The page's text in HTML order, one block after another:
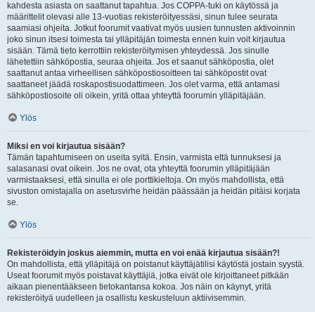
kahdesta asiasta on saattanut tapahtua. Jos COPPA-tuki on käytössä ja
määrittelit olevasi alle 13-vuotias rekisteröityessäsi, sinun tulee seurata
saamiasi ohjeita. Jotkut foorumit vaativat myös uusien tunnusten aktivoinnin
joko sinun itsesi toimesta tai ylläpitäjän toimesta ennen kuin voit kirjautua
sisään. Tämä tieto kerrottiin rekisteröitymisen yhteydessä. Jos sinulle
lähetettiin sähköpostia, seuraa ohjeita. Jos et saanut sähköpostia, olet
saattanut antaa virheellisen sähköpostiosoitteen tai sähköpostit ovat
saattaneet jäädä roskapostisuodattimeen. Jos olet varma, että antamasi
sähköpostiosoite oli oikein, yritä ottaa yhteyttä foorumin ylläpitäjään.
Ylös
Miksi en voi kirjautua sisään?
Tämän tapahtumiseen on useita syitä. Ensin, varmista että tunnuksesi ja
salasanasi ovat oikein. Jos ne ovat, ota yhteyttä foorumin ylläpitäjään
varmistaaksesi, että sinulla ei ole porttikieltoja. On myös mahdollista, että
sivuston omistajalla on asetusvirhe heidän päässään ja heidän pitäisi korjata
se.
Ylös
Rekisteröidyin joskus aiemmin, mutta en voi enää kirjautua sisään?!
On mahdollista, että ylläpitäjä on poistanut käyttäjätilisi käytöstä jostain syystä.
Useat foorumit myös poistavat käyttäjiä, jotka eivät ole kirjoittaneet pitkään
aikaan pienentääkseen tietokantansa kokoa. Jos näin on käynyt, yritä
rekisteröityä uudelleen ja osallistu keskusteluun aktiivisemmin.